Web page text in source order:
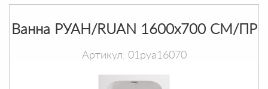
Ванна РУАН/RUAN 1600х700 СМ/ПР
Артикул: 01руа16070